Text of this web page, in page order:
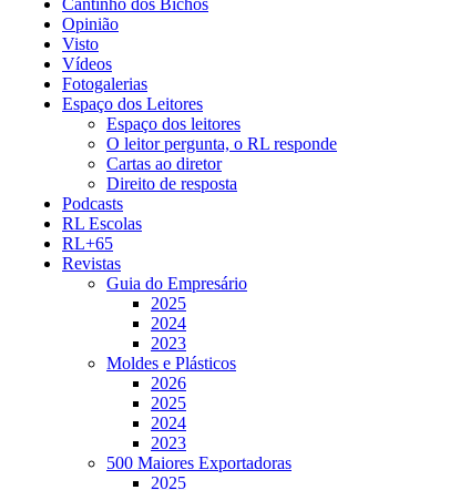
Opinião
Visto
Vídeos
Fotogalerias
Espaço dos Leitores
Espaço dos leitores
O leitor pergunta, o RL responde
Cartas ao diretor
Direito de resposta
Podcasts
RL Escolas
RL+65
Revistas
Guia do Empresário
2025
2024
2023
Moldes e Plásticos
2026
2025
2024
2023
500 Maiores Exportadoras
2025